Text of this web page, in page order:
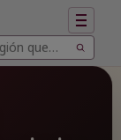
Mostrar